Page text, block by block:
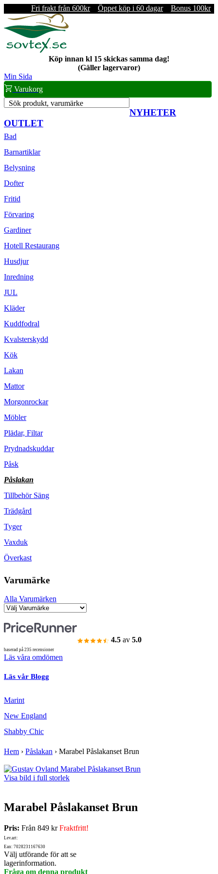
Fri frakt från 600kr Öppet köp i 60 dagar Bonus 100kr
Köp innan kl 15 skickas samma dag!
(Gäller lagervaror)
Min Sida
Varukorg
Sök produkt, varumärke
NYHETER
OUTLET
Bad
Barnartiklar
Belysning
Dofter
Fritid
Förvaring
Gardiner
Hotell Restaurang
Husdjur
Inredning
JUL
Kläder
Kuddfodral
Kvalsterskydd
Kök
Lakan
Mattor
Morgonrockar
Möbler
Plädar, Filtar
Prydnadskuddar
Påsk
Påslakan
Tillbehör Säng
Trädgård
Tyger
Vaxduk
Överkast
Varumärke
Alla Varumärken
4.5 av 5.0
baserad på 235 recensioner
Läs våra omdömen
Läs vår Blogg
Marint
New England
Shabby Chic
Hem › Påslakan › Marabel Påslakanset Brun
Visa bild i full storlek
Marabel Påslakanset Brun
Pris: Från 849 krFraktfritt!
Lev.art:
Ean: 7028231167630
Välj utförande för att se
lagerinformation.
Fråga om denna produkt